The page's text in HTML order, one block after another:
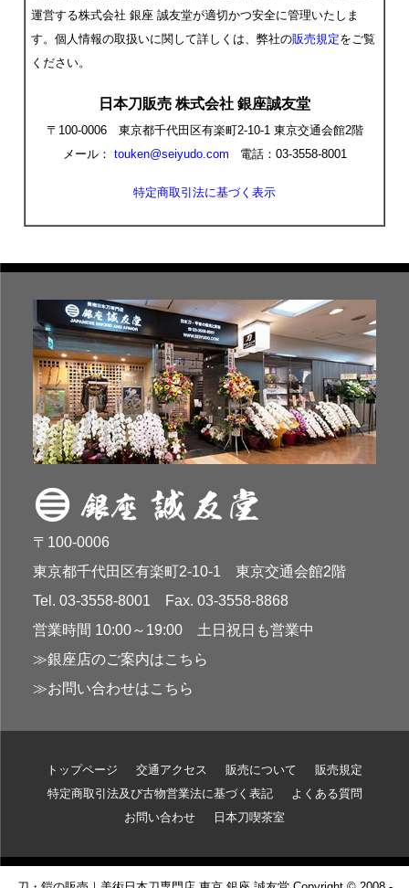
運営する株式会社 銀座 誠友堂が適切かつ安全に管理いたしま
す。個人情報の取扱いに関して詳しくは、弊社の販売規定をご覧
ください。
日本刀販売 株式会社 銀座誠友堂
〒100-0006 東京都千代田区有楽町2-10-1 東京交通会館2階
メール： touken@seiyudo.com 電話：03-3558-8001
特定商取引法に基づく表示
〒100-0006
東京都千代田区有楽町2-10-1 東京交通会館2階
Tel. 03-3558-8001 Fax. 03-3558-8868
営業時間 10:00～19:00 土日祝日も営業中
≫銀座店のご案内はこちら
≫お問い合わせはこちら
トップページ 交通アクセス 販売について
販売規定
特定商取引法及び古物営業法に基づく表記
よくある質問
お問い合わせ
日本刀喫茶室